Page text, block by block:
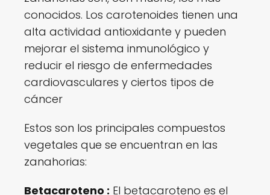
conocidos. Los carotenoides tienen una
alta actividad antioxidante y pueden
mejorar el sistema inmunológico y
reducir el riesgo de enfermedades
cardiovasculares y ciertos tipos de
cáncer
Estos son los principales compuestos
vegetales que se encuentran en las
zanahorias:
Betacaroteno : El betacaroteno es el